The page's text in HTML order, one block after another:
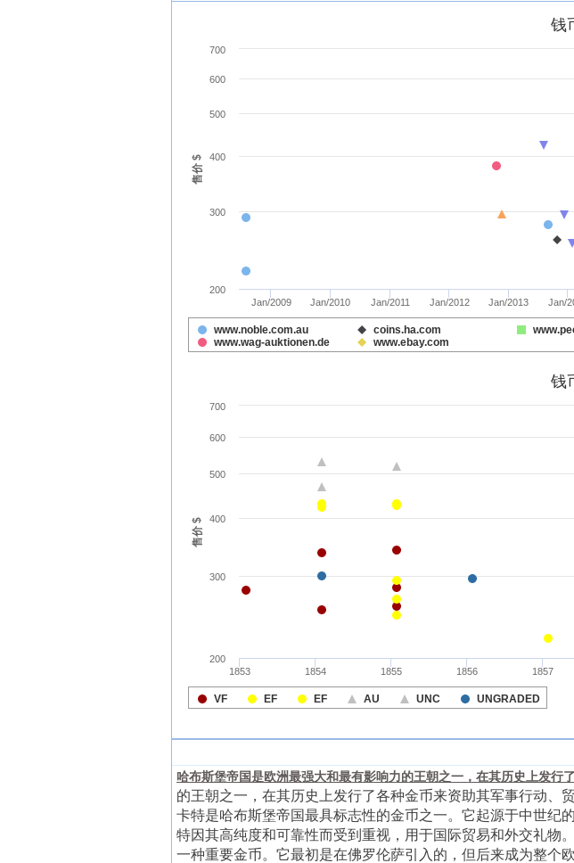
哈布斯堡帝国是欧洲最强大和最有影响力的王朝之一，在其历史上发行
的王朝之一，在其历史上发行了各种金币来资助其军事行动、
卡特是哈布斯堡帝国最具标志性的金币之一。它起源于中世纪
特因其高纯度和可靠性而受到重视，用于国际贸易和外交礼物
一种重要金币。它最初是在佛罗伦萨引入的，但后来成为整个